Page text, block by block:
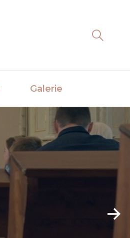
Galerie